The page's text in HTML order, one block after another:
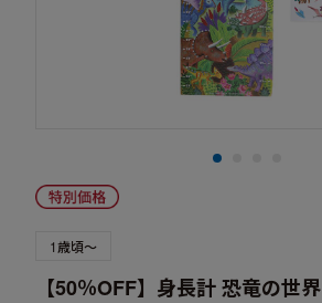
1歳頃～
【50％OFF】身長計 恐竜の世界